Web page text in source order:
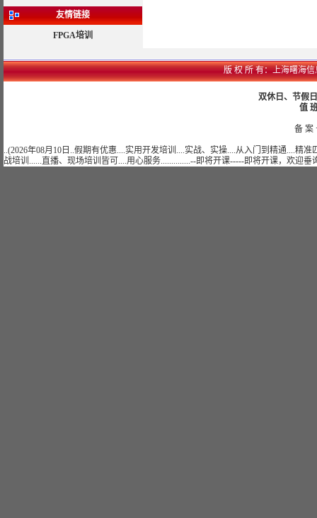
友情链接
FPGA培训
版 权 所 有：上海曙海信
双休日、节假
值
备 案
..(2026年08月10日..假期有优惠....实用开发培训....实战、实操....从入门到精通....精
战培训......直播、现场培训皆可....用心服务..............--即将开课-----即将开课，欢迎垂询